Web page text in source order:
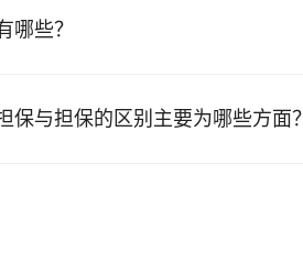
哪些？
与担保的区别主要为哪些方面？